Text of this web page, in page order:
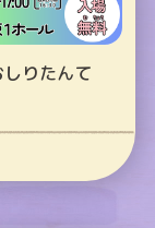
りたんて